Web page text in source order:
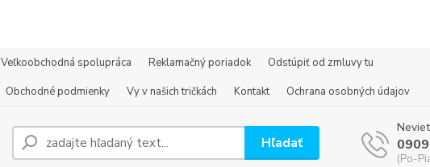
Veľkoobchodná spolupráca Reklamačný poriadok
Odstúpiť od zmluvy tu
Obchodné podmienky Vy v našich tričkách Kontakt Ochrana osobných údajov
Hľadať
(Po-